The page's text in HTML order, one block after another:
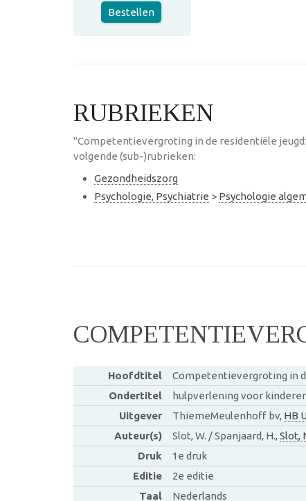
Bestellen
RUBRIEKEN
"Competentievergroting in de residentiële
volgende (sub-)rubrieken:
Gezondheidszorg
Psychologie, Psychiatrie > Psychologie
Hoofdtitel
Competentievergroting in
Ondertitel
hulpverlening voor
Uitgever
ThiemeMeulenhoff bv, HB
Auteur(s)
Slot, W. / Spanjaard, H., Slot,
Druk
1e druk
Editie
2e editie
Taal
Nederlands